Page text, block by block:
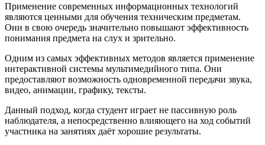
Применение современных информационных технологий
являются ценными для обучения техническим предметам.
Они в свою очередь значительно повышают эффективность
понимания предмета на слух и зрительно.
Одним из самых эффективных методов является применение
интерактивной системы мультимедийного типа. Они
предоставляют возможность одновременной передачи звука,
видео, анимации, графику, тексты.
Данный подход, когда студент играет не пассивную роль
наблюдателя, а непосредственно влияющего на ход событий
участника на занятиях даёт хорошие результаты.